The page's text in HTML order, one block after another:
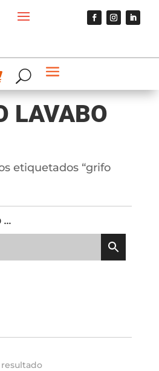
LAVABO
etiquetados “grifo
…